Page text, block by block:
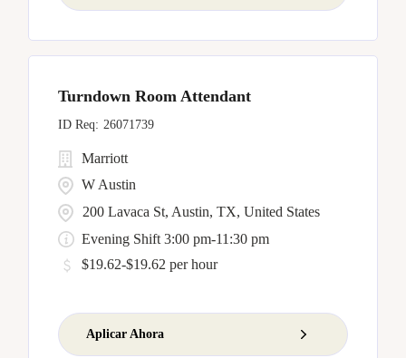
Turndown Room Attendant
26071739
200 Lavaca St, Austin, TX, United States
Marriott
W Austin
Evening Shift 3:00 pm-11:30 pm
$19.62-$19.62 per hour
Aplicar Ahora